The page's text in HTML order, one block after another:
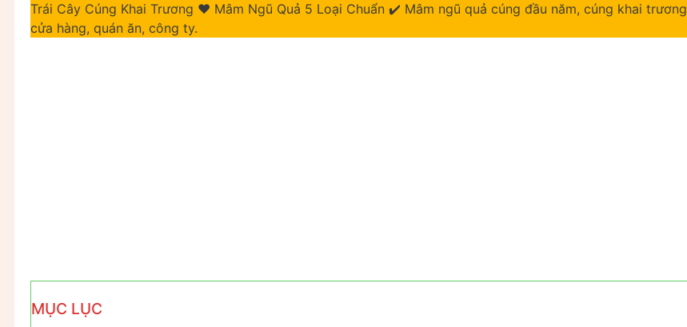
Trái Cây Cúng Khai Trương ❤️ Mâm Ngũ Quả 5 Loại Chuẩn ✔️ Mâm ngũ quả cúng đầu năm, cúng khai trương
cửa hàng, quán ăn, công ty.
MỤC LỤC